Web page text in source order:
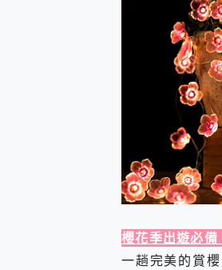
櫻花季出遊必
一趟完美的賞